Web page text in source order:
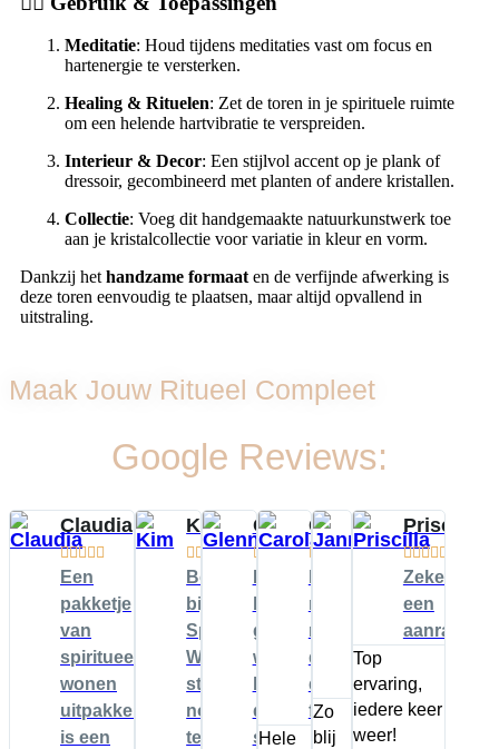
Meditatie: Houd tijdens meditaties vast om focus en
hartenergie te versterken.
Healing & Rituelen: Zet de toren in je spirituele ruimte
om een helende hartvibratie te verspreiden.
Interieur & Decor: Een stijlvol accent op je plank of
dressoir, gecombineerd met planten of andere kristallen.
Collectie: Voeg dit handgemaakte natuurkunstwerk toe
aan je kristalcollectie voor variatie in kleur en vorm.
Dankzij het handzame formaat en de verfijnde afwerking is
deze toren eenvoudig te plaatsen, maar altijd opvallend in
uitstraling.
Maak Jouw Ritueel Compleet
Google Reviews:
Claudia
  
Een
pakketje
van
spiritueel
wonen
uitpakken
is een
Kim
 
Bestellen
bij
Spiritueel
Wonen
stelt
nooit
teleur!
Glenn

graag
weer
deze
shop
Carola

nog
mooier
dan op
de
foto!!
Hele
Janneke

Precies
wat ik in
hoofd
had!
Zo
blij
Priscilla
 
Zeker
een
aanrader!
Top
ervaring,
iedere keer
weer!